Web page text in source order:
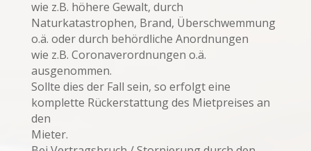
wie z.B. höhere Gewalt, durch
Naturkatastrophen, Brand, Überschwemmung
o.ä. oder durch behördliche Anordnungen
wie z.B. Coronaverordnungen o.ä.
ausgenommen.
Sollte dies der Fall sein, so erfolgt eine
komplette Rückerstattung des Mietpreises an
den
Mieter.